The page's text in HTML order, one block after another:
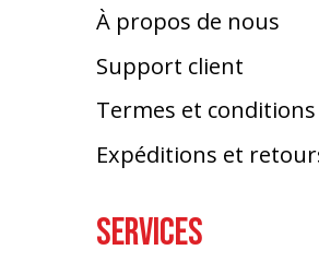
À propos de nous
Support client
Termes et conditions
Expéditions et
SERVICES